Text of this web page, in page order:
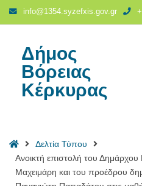
Ανοικτή
Δημάρχου
Βόρειας
Κέρκυρας
Γιώργου
προέδρου
δημοτικής
επιτροπής
info@1354.syzefxis.gov.gr
Δήμος
Βόρειας
Κέρκυρας
HomeΔελτία Τύπου
Ανοικτή επιστολή του
Μαχειμάρη και του προέδρου